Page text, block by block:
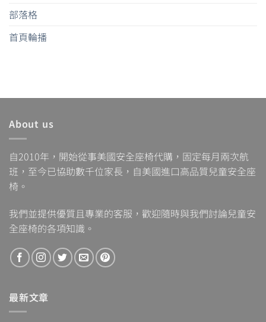
部落格
首頁輪播
About us
自2010年，開始從事美國安全座椅代購，固定每月兩次航
班，至今已協助數千位家長，自美國進口高品質兒童安全座
椅。
我們並提供優質且專業的客服，歡迎隨時與我們討論兒童安
全座椅的各項知識。
最新文章